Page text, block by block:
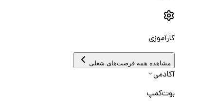
کارآموزی
مشاهده همه فرصت‌های شغلی
آکادمی
بوت‌کمپ